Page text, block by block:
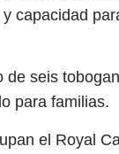
capacidad
seis
para familias.
el Royal